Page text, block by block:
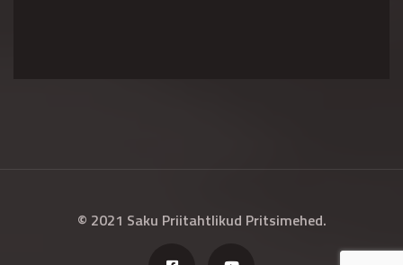
© 2021 Saku Priitahtlikud Pritsimehed.